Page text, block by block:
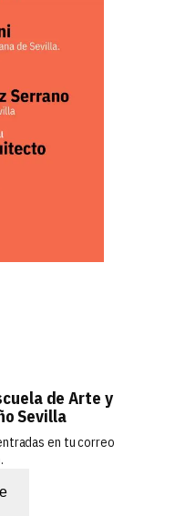
de Arte y
Sevilla
en tu correo